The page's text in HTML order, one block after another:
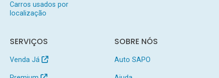
Carros usados por
localização
SERVIÇOS
Venda Já
SOBRE NÓS
Auto SAPO